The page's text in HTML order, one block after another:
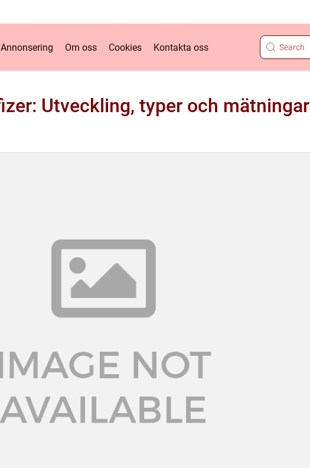
Annonsering Om oss Cookies Kontakta oss
Utveckling, typer och mätningar